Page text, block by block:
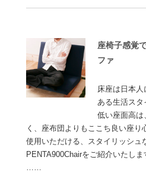
座椅子感覚
ファ
床座は日本
ある生活スタ
低い座面高は
く、座布団よりもここち良い座り
使用いただける、スタイリッシュ
PENTA900Chairをご紹介いたしま
……